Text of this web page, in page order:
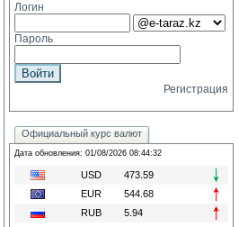
Логин
Пароль
Регистрация
Официальный курс валют
Дата обновления: 01/08/2026 08:44:32
USD
473.59
EUR
544.68
RUB
5.94